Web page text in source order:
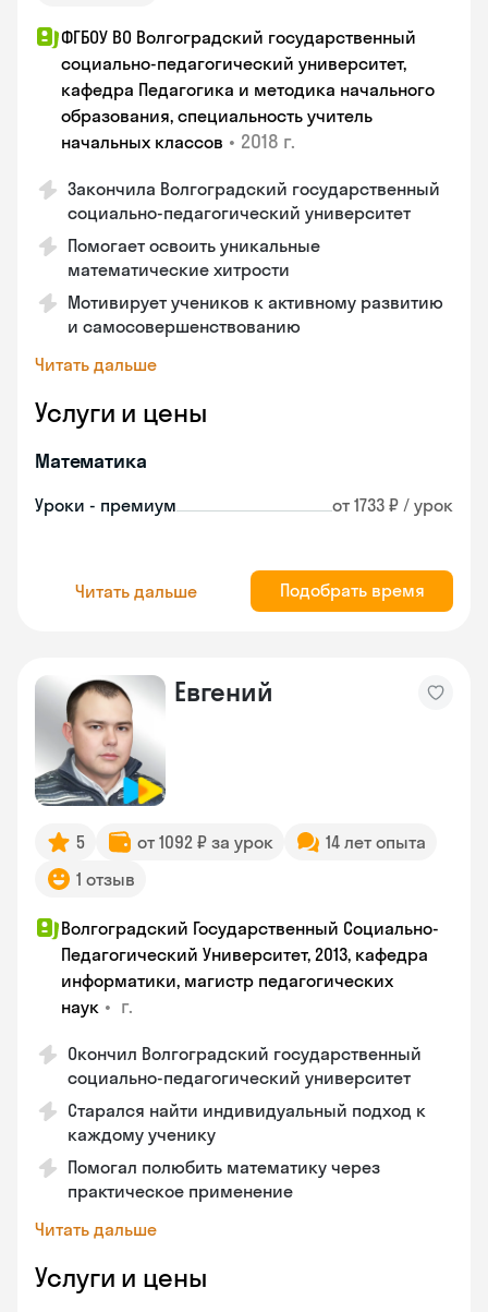
ФГБОУ ВО Волгоградский государственный
социально-педагогический университет,
кафедра Педагогика и методика начального
образования, специальность учитель
начальных классов • 2018 г.
Закончила Волгоградский государственный
социально-педагогический университет
Помогает освоить уникальные
математические хитрости
Мотивирует учеников к активному развитию
и самосовершенствованию
Читать дальше
Услуги и цены
Математика
Уроки - премиум от 1733 ₽ / урок
Читать дальше Подобрать время
Евгений
5 от 1092 ₽ за урок
14 лет опыта
1 отзыв
Волгоградский Государственный Социально-
Педагогический Университет, 2013, кафедра
информатики, магистр педагогических
наук • г.
Окончил Волгоградский государственный
социально-педагогический университет
Старался найти индивидуальный подход к
каждому ученику
Помогал полюбить математику через
практическое применение
Читать дальше
Услуги и цены